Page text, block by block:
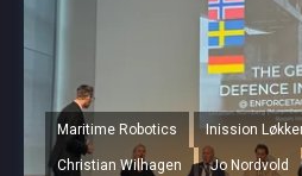
Maritime Robotics Inission
Christian Wilhagen Jo Nordvold